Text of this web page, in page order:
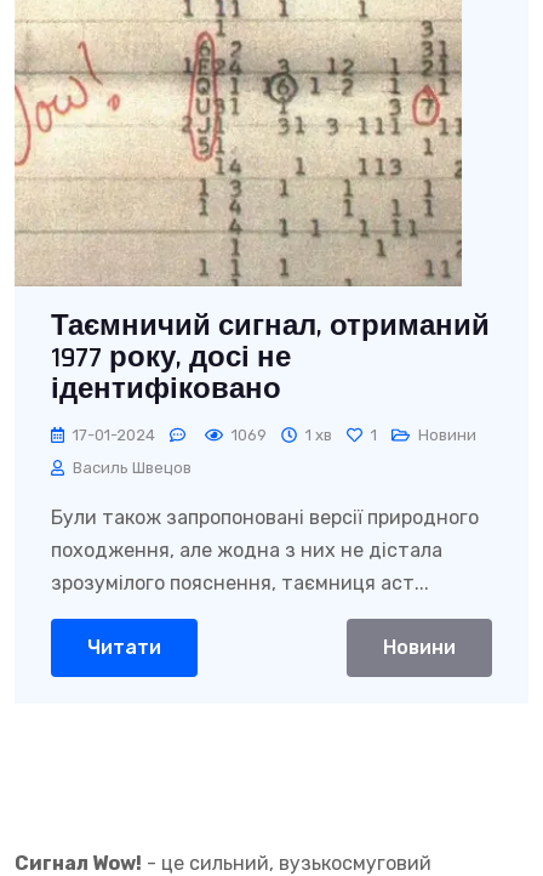
Таємничий сигнал, отриманий
1977 року, досі не
ідентифіковано
17-01-2024 1069 1 хв 1
Новини
Василь Швецов
Були також запропоновані версії природного
походження, але жодна з них не дістала
зрозумілого пояснення, таємниця аст...
Читати Новини
Сигнал Wow! - це сильний, вузькосмуговий